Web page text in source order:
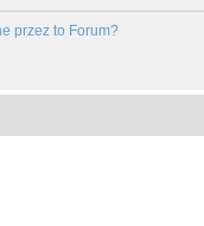
przez to Forum?